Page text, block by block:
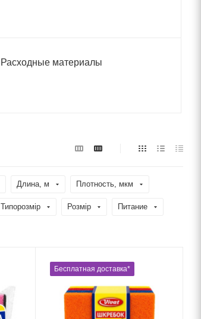
Расходные материалы
Длина, м Плотность, мкм
Типорозмір Розмір Питание
Бесплатная доставка*